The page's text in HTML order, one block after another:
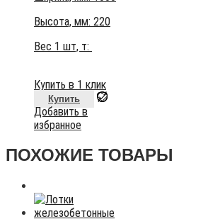
Высота, мм: 220
Вес 1 шт, т:
Купить в 1 клик
Купить
Добавить в
избранное
ПОХОЖИЕ ТОВАРЫ